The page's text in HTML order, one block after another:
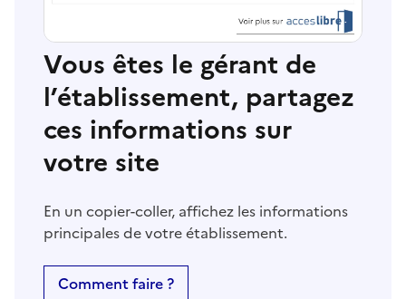
Vous êtes le gérant de
l’établissement, partagez
ces informations sur
votre site
En un copier-coller, affichez les informations
principales de votre établissement.
Comment faire ?